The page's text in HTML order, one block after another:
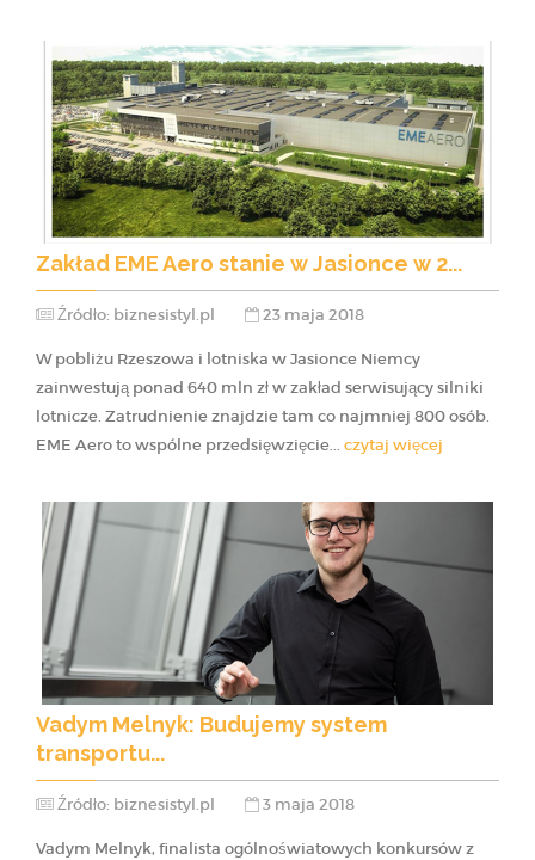
Zakład EME Aero stanie w Jasionce w 2...
Źródło: biznesistyl.pl 23 maja 2018
W pobliżu Rzeszowa i lotniska w Jasionce Niemcy
zainwestują ponad 640 mln zł w zakład serwisujący silniki
lotnicze. Zatrudnienie znajdzie tam co najmniej 800 osób.
EME Aero to wspólne przedsięwzięcie... czytaj więcej
Vadym Melnyk: Budujemy system
transportu...
Źródło: biznesistyl.pl 3 maja 2018
Vadym Melnyk, finalista ogólnoświatowych konkursów z